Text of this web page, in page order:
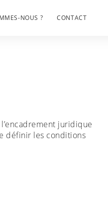
NOUS ? CONTACT
juridique
définir les conditions